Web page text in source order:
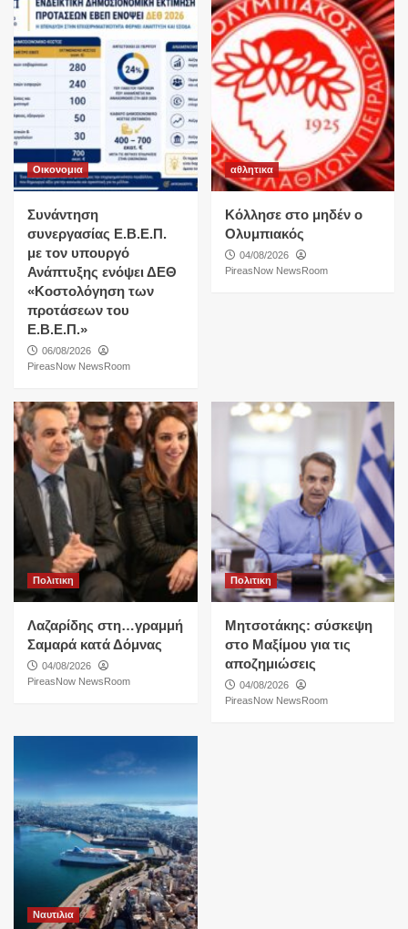
Οικονομια
Συνάντηση
συνεργασίας Ε.Β.Ε.Π.
με τον υπουργό
Ανάπτυξης ενόψει ΔΕΘ
«Κοστολόγηση των
προτάσεων του
Ε.Β.Ε.Π.»
06/08/2026
PireasNow NewsRoom
αθλητικα
Κόλλησε στο μηδέν ο
Ολυμπιακός
04/08/2026
PireasNow NewsRoom
Πολιτικη
Λαζαρίδης στη…γραμμή
Σαμαρά κατά Δόμνας
04/08/2026
PireasNow NewsRoom
Πολιτικη
Μητσοτάκης: σύσκεψη
στο Μαξίμου για τις
αποζημιώσεις
04/08/2026
PireasNow NewsRoom
Ναυτιλια